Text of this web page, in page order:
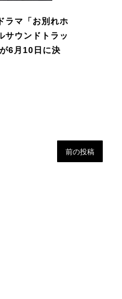
ラマ「お別れホ
サウンドトラッ
6月10日に決
前の投稿